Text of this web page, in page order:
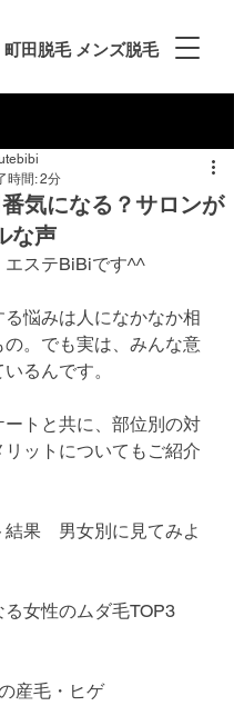
町田脱毛 メンズ脱毛
気になる？サロンが
な声
時間: 2分
エステBiBiです^^
る悩みは人になかなか相
。でも実は、みんな意
るんです。
トと共に、部位別の対
ットについてもご紹介
結果　男女別に見てみよ
る女性のムダ毛TOP3
産毛・ヒゲ